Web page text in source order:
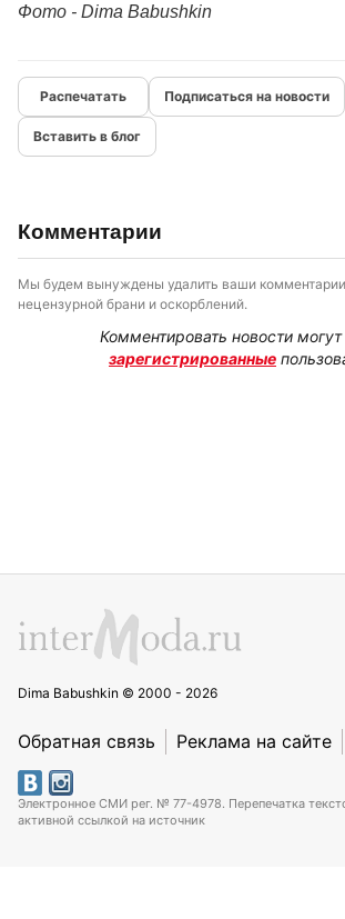
Фото - Dima Babushkin
Подписаться на новости
Вставить в блог
Комментарии
Мы будем вынуждены удалить ваши
нецензурной брани и оскорблений.
Комментировать новости могут
зарегистрированные
Dima Babushkin © 2000 - 2026
Обратная связь Реклама на сайте
Электронное СМИ рег. № 77-4978. Перепечатка
активной ссылкой на источник